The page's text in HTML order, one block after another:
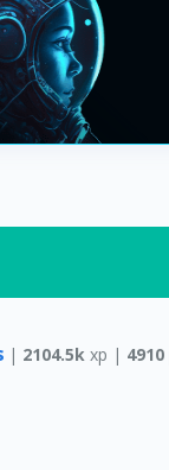
| 2104.5k xp | 4910